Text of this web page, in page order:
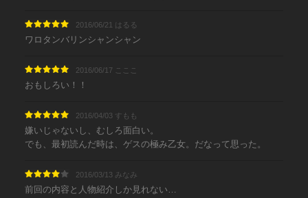
2016/06/21 はるる
ワロタンバリンシャンシャン
2016/06/17 こここ
おもしろい！！
2016/04/03 すもも
嫌いじゃないし、むしろ面白い。
でも、最初読んだ時は、ゲスの極み乙女。だなって思った。
2016/03/13 みなみ
前回の内容と人物紹介しか見れない…